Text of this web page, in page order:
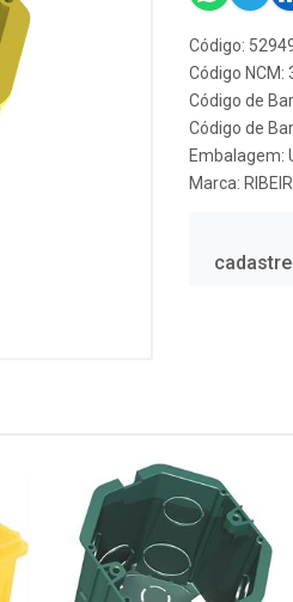
Código:
Código NCM:
Código de
Código de
Embalagem:
Marca: